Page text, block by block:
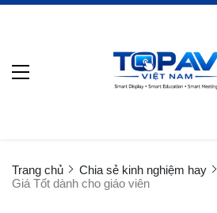
Trang chủ Chia sẻ kinh nghiệm hay
Giá Tốt dành cho giáo viên